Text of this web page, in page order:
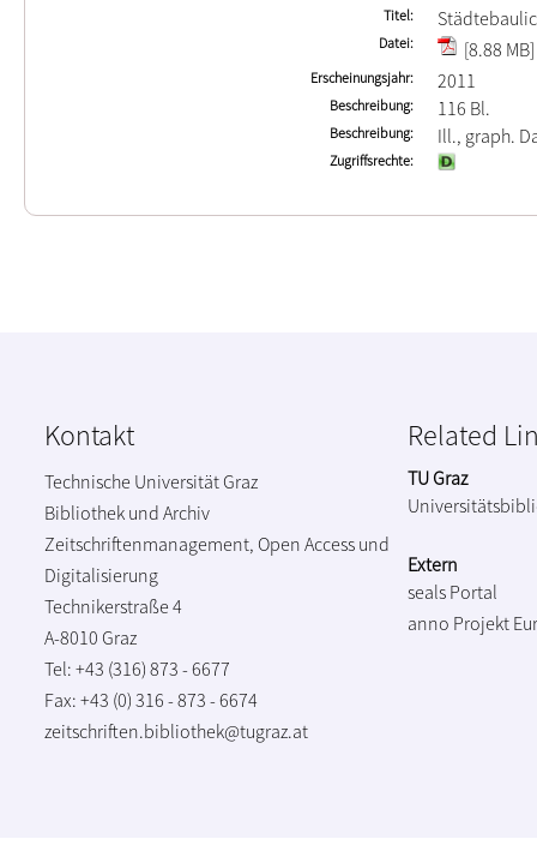
Titel
Datei [8.88 MB]
Erscheinungsjahr 2011
Beschreibung 116 Bl.
Beschreibung Ill., graph.
Zugriffsrechte
Kontakt
Technische Universität Graz
Bibliothek und Archiv
Zeitschriftenmanagement, Open Access und
Digitalisierung
Technikerstraße 4
A-8010 Graz
Tel: +43 (316) 873 - 6677
Fax: +43 (0) 316 - 873 - 6674
zeitschriften.bibliothek@tugraz.at
Related
TU Graz
Extern
seals Portal
anno Projekt